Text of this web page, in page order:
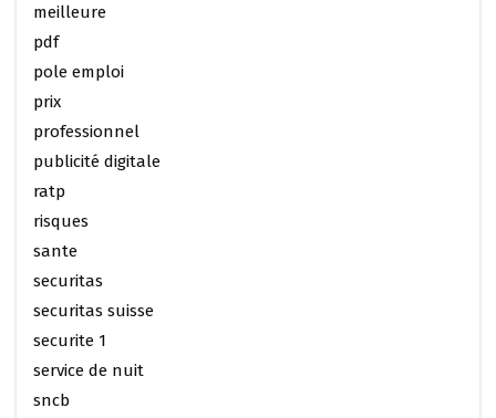
meilleure
pdf
pole emploi
prix
professionnel
publicité digitale
ratp
risques
sante
securitas
securitas suisse
securite 1
service de nuit
sncb